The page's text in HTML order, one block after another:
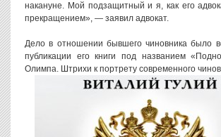
накануне. Мой подзащитный и я, как его
прекращением», — заявил адвокат.
Дело в отношении бывшего чиновника было
публикации его книги под названием
Олимпа. Штрихи к портрету современного